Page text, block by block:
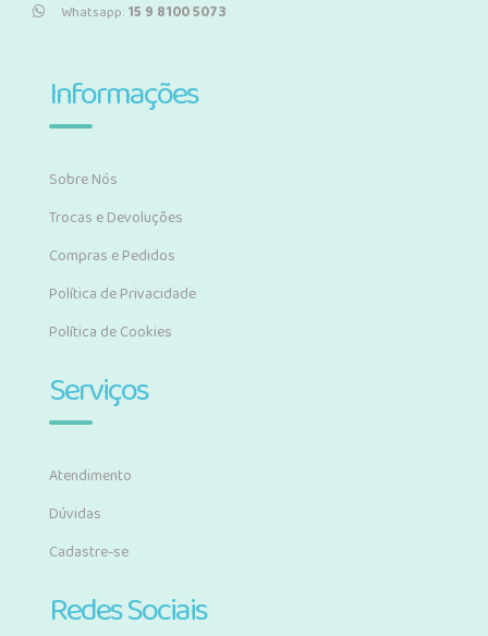
Whatsapp:15 9 8100 5073
Informações
Sobre Nós
Trocas e Devoluções
Compras e Pedidos
Política de Privacidade
Política de Cookies
Serviços
Atendimento
Dúvidas
Cadastre-se
Redes Sociais